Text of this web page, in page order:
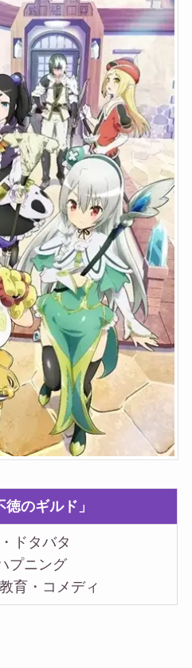
のギルド」
ドタバタ
プニング
育・コメディ